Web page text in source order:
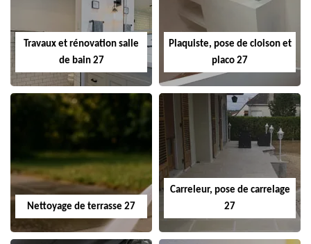
Travaux et rénovation salle
de bain 27
Plaquiste, pose de cloison et
placo 27
Nettoyage de terrasse 27
Carreleur, pose de carrelage
27